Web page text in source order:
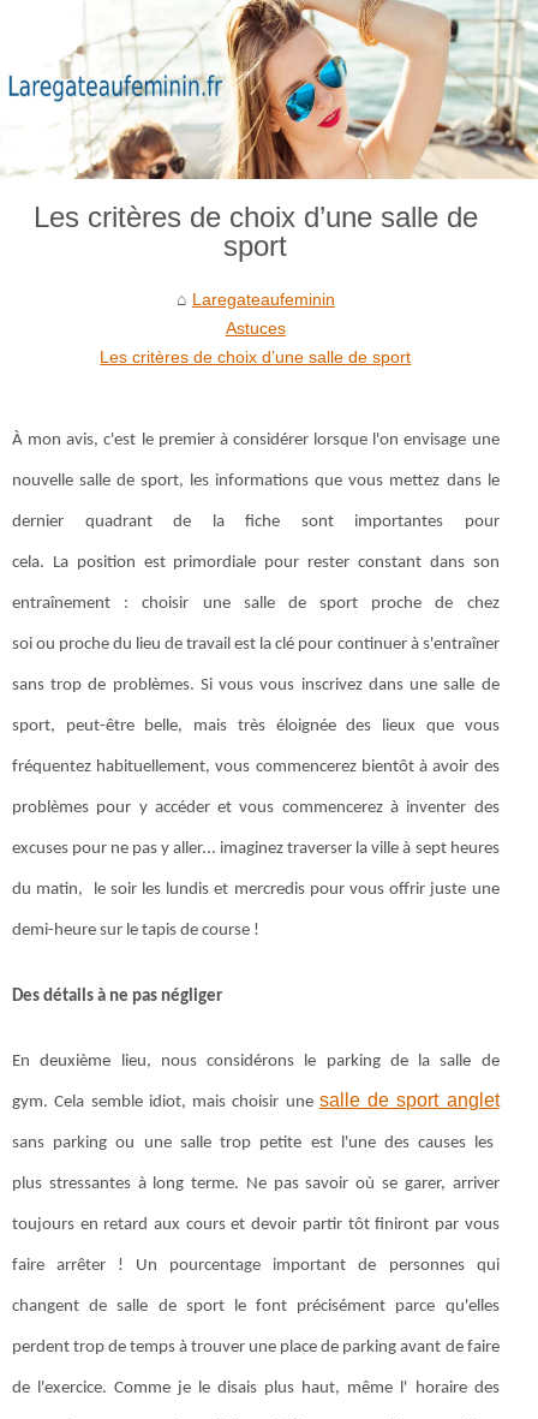
Les critères de choix d’une salle de
sport
Laregateaufeminin
Astuces
Les critères de choix d’une salle de sport
À mon avis, c'est le premier à considérer lorsque l'on envisage une
nouvelle salle de sport, les informations que vous mettez dans le
dernier quadrant de la fiche sont importantes pour
cela. La position est primordiale pour rester constant dans son
entraînement : choisir une salle de sport proche de chez
soi ou proche du lieu de travail est la clé pour continuer à s'entraîner
sans trop de problèmes. Si vous vous inscrivez dans une salle de
sport, peut-être belle, mais très éloignée des lieux que vous
fréquentez habituellement, vous commencerez bientôt à avoir des
problèmes pour y accéder et vous commencerez à inventer des
excuses pour ne pas y aller... imaginez traverser la ville à sept heures
du matin, le soir les lundis et mercredis pour vous offrir juste une
demi-heure sur le tapis de course !
Des détails à ne pas négliger
En deuxième lieu, nous considérons le parking de la salle de
gym. Cela semble idiot, mais choisir une salle de sport anglet
sans parking ou une salle trop petite est l'une des causes les
plus stressantes à long terme. Ne pas savoir où se garer, arriver
toujours en retard aux cours et devoir partir tôt finiront par vous
faire arrêter ! Un pourcentage important de personnes qui
changent de salle de sport le font précisément parce qu'elles
perdent trop de temps à trouver une place de parking avant de faire
de l'exercice. Comme je le disais plus haut, même l' horaire des